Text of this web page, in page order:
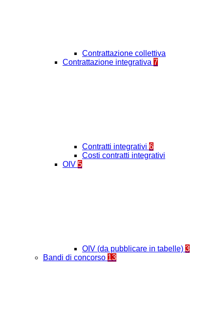
Contrattazione collettiva
Contrattazione integrativa 7
Contratti integrativi 6
Costi contratti integrativi
OIV 5
OIV (da pubblicare in tabelle) 3
Bandi di concorso 13